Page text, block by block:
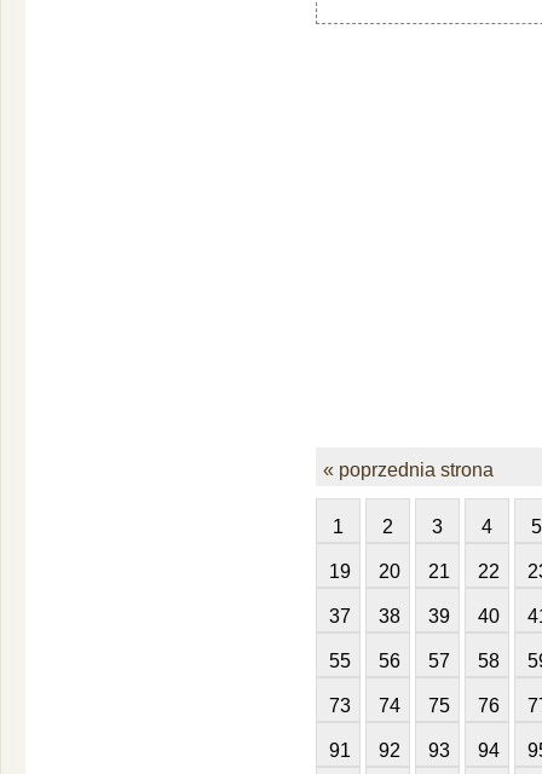
« poprzednia strona
1 2 3 4 5
19 20 21 22
37 38 39 40
55 56 57 58
73 74 75 76
91 92 93 94